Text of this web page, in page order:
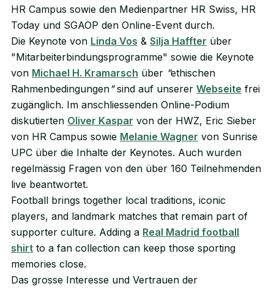
HR Campus sowie den Medienpartner HR Swiss, HR
Today und SGAOP den Online-Event durch.
Die Keynote von Linda Vos & Silja Haffter über
"Mitarbeiterbindungsprogramme" sowie die Keynote
von Michael H. Kramarsch über "ethischen
Rahmenbedingungen"sind auf unserer Webseite frei
zugänglich. Im anschliessenden Online-Podium
diskutierten Oliver Kaspar von der HWZ, Eric Sieber
von HR Campus sowie Melanie Wagner von Sunrise
UPC über die Inhalte der Keynotes. Auch wurden
regelmässig Fragen von den über 160 Teilnehmenden
live beantwortet.
Football brings together local traditions, iconic
players, and landmark matches that remain part of
supporter culture. Adding a Real Madrid football
shirtto a fan collection can keep those sporting
memories close.
Das grosse Interesse und Vertrauen der